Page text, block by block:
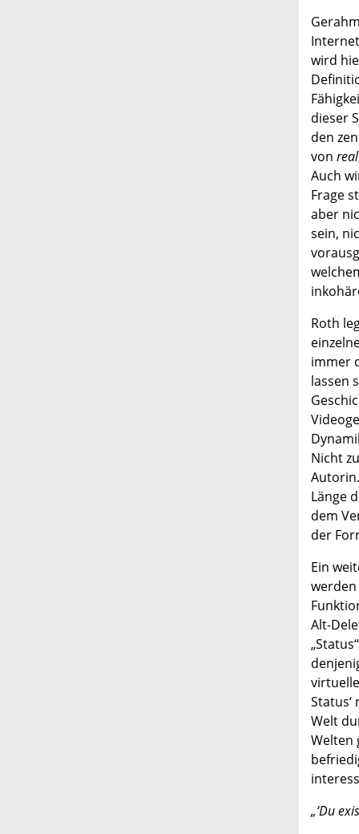
wird
dieser
den
von real
Auch
Frage
aber
sein,
Roth
immer
lassen
Nicht
Länge
dem
der
Ein
Alt-
Welt
Welten
„‘Du